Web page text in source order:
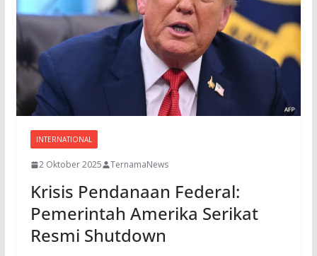
INTERNATIONAL
2 Oktober 2025 TernamaNews
Krisis Pendanaan Federal:
Pemerintah Amerika Serikat
Resmi Shutdown